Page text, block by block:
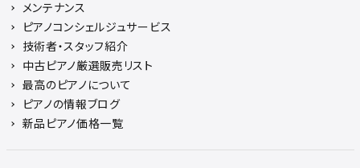
メンテナンス
ピアノコンシェルジュサービス
技術者・スタッフ紹介
中古ピアノ厳選販売リスト
最高のピアノについて
ピアノの情報ブログ
新品ピアノ価格一覧